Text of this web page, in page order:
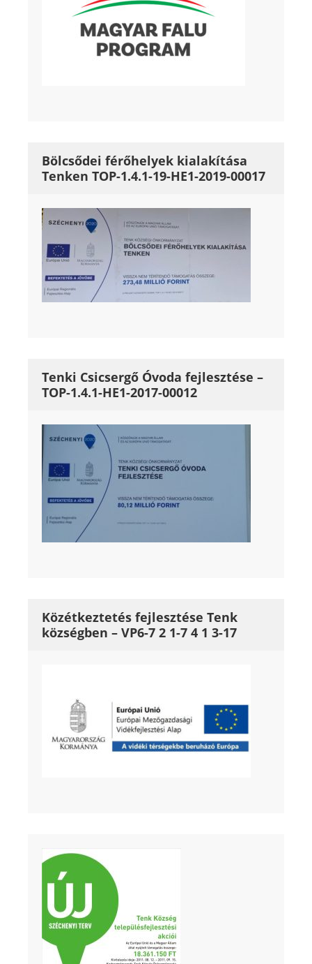
Bölcsődei férőhelyek kialakítása
Tenken TOP-1.4.1-19-HE1-2019-00017
Tenki Csicsergő Óvoda fejlesztése –
TOP-1.4.1-HE1-2017-00012
Közétkeztetés fejlesztése Tenk
községben – VP6-7 2 1-7 4 1 3-17